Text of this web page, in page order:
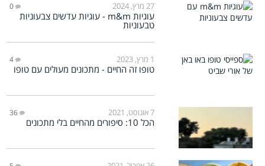
27 מרץ, 2024 0
עוגיות m&m - עוגיות עדשים צבעוניות
טבעוניות
1 מרץ, 2023 4
טופו זה החיים - מתכונים מעולים עם טופו
7 אוגוסט, 2021 36
הכל 10: סיפורים מהחיים בלי מתכונים